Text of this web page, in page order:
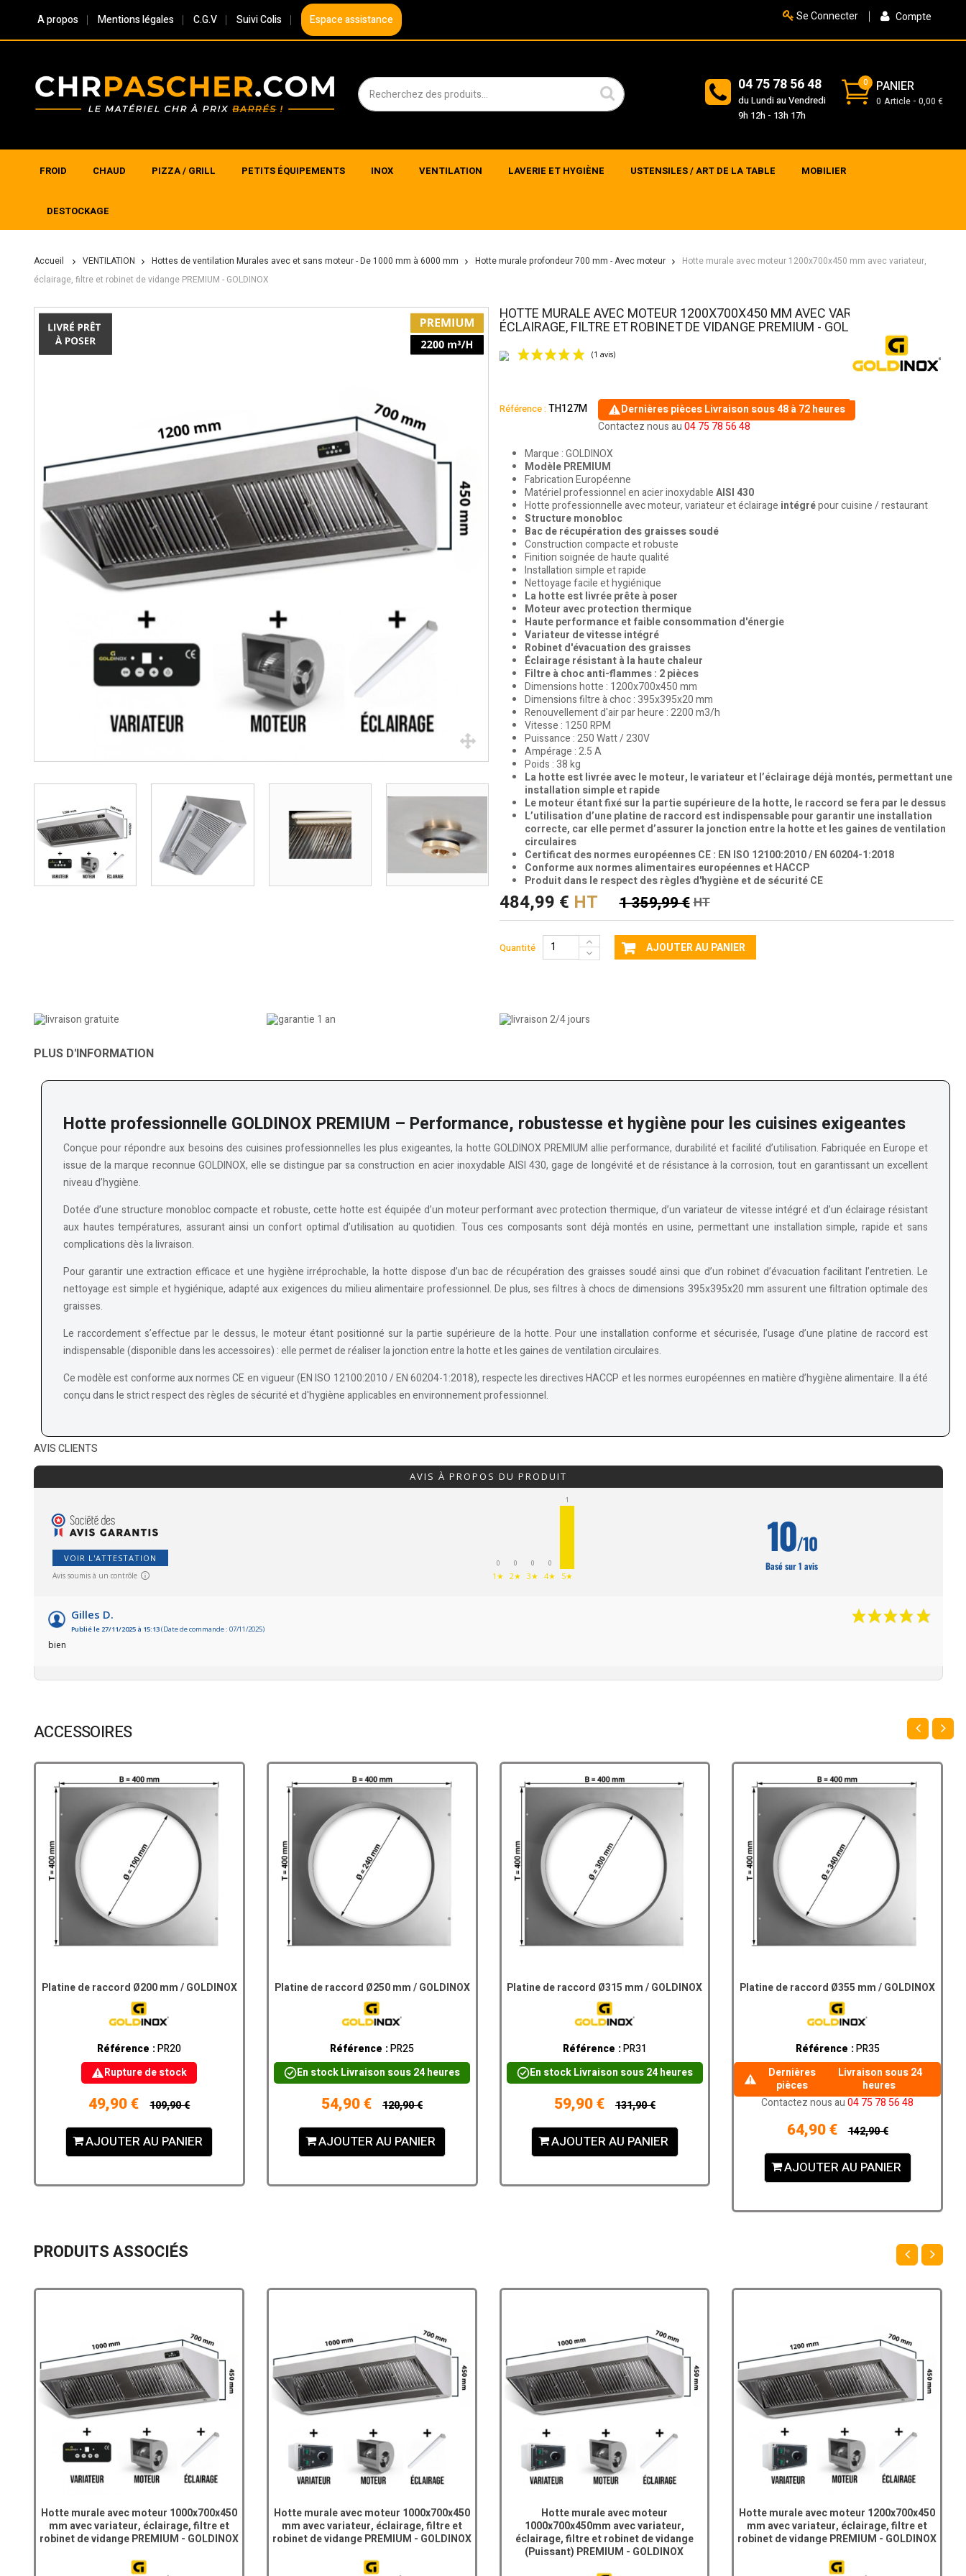
A propos Mentions légales C.G.V Suivi Colis Espace assistance Compte
Se Connecter
PANIER
0
0 Article 0,00 €
04 75 78 56 48
du Lundi au Vendredi
9h 12h - 13h 17h
FROID CHAUD PIZZA / GRILL PETITS ÉQUIPEMENTS INOX VENTILATION LAVERIE ET HYGIÈNE USTENSILES / ART DE LA TABLE MOBILIER
DESTOCKAGE
Accueil >
VENTILATION >
Hottes de ventilation Murales avec et sans moteur - De 1000 mm à 6000 mm Hotte murale profondeur 700 mm - Avec moteur
Hotte murale avec moteur 1200x700x450 mm avec variateur,
éclairage, filtre et robinet de vidange PREMIUM - GOLDINOX
HOTTE MURALE AVEC MOTEUR 1200X700X450 MM AVEC VARIATEUR,
ÉCLAIRAGE, FILTRE ET ROBINET DE VIDANGE PREMIUM - GOLDINOX
Référence : TH127M Dernières piècesLivraison sous 48 à 72 heures
Contactez nous au04 75 78 56 48
Marque : GOLDINOX
Modèle PREMIUM
Fabrication Européenne
Matériel professionnel en acier inoxydableAISI 430
Hotte professionnelle avec moteur, variateur et éclairage intégrépour cuisine / restaurant
Structure monobloc
Bac de récupération des graisses soudé
Construction compacte et robuste
Finition soignée de haute qualité
Installation simple et rapide
Nettoyage facile et hygiénique
La hotte est livrée prête à poser
Moteur avec protection thermique
Haute performance et faible consommation d'énergie
Variateur de vitesse intégré
Robinet d'évacuation des graisses
Éclairage résistant à la haute chaleur
Filtre à choc anti-flammes : 2 pièces
Dimensions hotte : 1200x700x450 mm
Dimensions filtre à choc : 395x395x20 mm
Renouvellement d'air par heure : 2200 m3/h
Vitesse : 1250 RPM
Puissance : 250 Watt / 230V
Ampérage : 2.5 A
Poids : 38 kg
La hotte est livrée avec le moteur, le variateur et l’éclairage déjà montés, permettant une
installation simple et rapide
Le moteur étant fixé sur la partie supérieure de la hotte, le raccord se fera par le dessus
L’utilisation d’une platine de raccord est indispensable pour garantir une installation
correcte, car elle permet d’assurer la jonction entre la hotte et les gaines de ventilation
circulaires
Certificat des normes européennes CE : EN ISO 12100:2010 / EN 60204-1:2018
Conforme aux normes alimentaires européennes et HACCP
Produit dans le respect des règles d'hygiène et de sécurité CE
484,99 € HT 1 359,99 € HT
Quantité AJOUTER AU PANIER
PLUS D'INFORMATION
Hotte professionnelle GOLDINOX PREMIUM – Performance, robustesse et hygiène pour les cuisines exigeantes
Conçue pour répondre aux besoins des cuisines professionnelles les plus exigeantes, la hotte GOLDINOX PREMIUM allie performance, durabilité et facilité d’utilisation. Fabriquée en Europe et
issue de la marque reconnue GOLDINOX, elle se distingue par sa construction en acier inoxydable AISI 430, gage de longévité et de résistance à la corrosion, tout en garantissant un excellent
niveau d’hygiène.
Dotée d’une structure monobloc compacte et robuste, cette hotte est équipée d’un moteur performant avec protection thermique, d’un variateur de vitesse intégré et d’un éclairage résistant
aux hautes températures, assurant ainsi un confort optimal d’utilisation au quotidien. Tous ces composants sont déjà montés en usine, permettant une installation simple, rapide et sans
complications dès la livraison.
Pour garantir une extraction efficace et une hygiène irréprochable, la hotte dispose d’un bac de récupération des graisses soudé ainsi que d’un robinet d’évacuation facilitant l’entretien. Le
nettoyage est simple et hygiénique, adapté aux exigences du milieu alimentaire professionnel. De plus, ses filtres à chocs de dimensions 395x395x20 mm assurent une filtration optimale des
graisses.
Le raccordement s’effectue par le dessus, le moteur étant positionné sur la partie supérieure de la hotte. Pour une installation conforme et sécurisée, l’usage d’une platine de raccord est
indispensable (disponible dans les accessoires) : elle permet de réaliser la jonction entre la hotte et les gaines de ventilation circulaires.
Ce modèle est conforme aux normes CE en vigueur (EN ISO 12100:2010 / EN 60204-1:2018), respecte les directives HACCP et les normes européennes en matière d’hygiène alimentaire. Il a été
conçu dans le strict respect des règles de sécurité et d'hygiène applicables en environnement professionnel.
AVIS CLIENTS
AVIS À PROPOS DU PRODUIT
VOIR L'ATTESTATION
Avis soumis à un contrôle
0
1★
0
2★
0
3★
0
4★
1
5★
10/10
Basé sur 1 avis
Gilles D.
Publié le 27/11/2025 à 15:13(Date de commande : 07/11/2025)
bien
ACCESSOIRES
Platine de raccord Ø200 mm / GOLDINOX
Référence : PR20
Rupture de stock
49,90 € 109,90 €
AJOUTER AU PANIER
Platine de raccord Ø250 mm / GOLDINOX
Référence :PR25
En stockLivraison sous 24 heures
54,90 € 120,90 €
AJOUTER AU PANIER
Platine de raccord Ø315 mm / GOLDINOX
Référence :PR31
En stockLivraison sous 24 heures
59,90 € 131,90 €
AJOUTER AU PANIER
Platine de raccord Ø355 mm / GOLDINOX
Référence :PR35
Dernières
pièces
Livraison sous 24
heures
Contactez nous au04 75 78 56 48
64,90 € 142,90 €
AJOUTER AU PANIER
PRODUITS ASSOCIÉS
Hotte murale avec moteur 1000x700x450
mm avec variateur, éclairage, filtre et
robinet de vidange PREMIUM - GOLDINOX
Hotte murale avec moteur 1000x700x450
mm avec variateur, éclairage, filtre et
robinet de vidange PREMIUM - GOLDINOX
Hotte murale avec moteur
1000x700x450mm avec variateur,
éclairage, filtre et robinet de vidange
(Puissant) PREMIUM - GOLDINOX
Hotte murale avec moteur 1200x700x450
mm avec variateur, éclairage, filtre et
robinet de vidange PREMIUM - GOLDINOX